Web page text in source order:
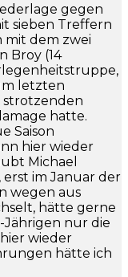
gegen
sieben Treffern
mit dem zwei
Broy (14
letzten
strotzenden
hatte.
Saison
hier wieder
Michael
erst im Januar der
wegen aus
hätte gerne
Jährigen nur die
wieder
hätte ich